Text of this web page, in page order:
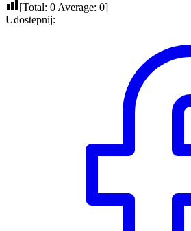
[Total: 0 Average: 0]
Udostepnij: